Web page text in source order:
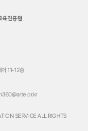
11-12층
SERVICE ALL RIGHTS